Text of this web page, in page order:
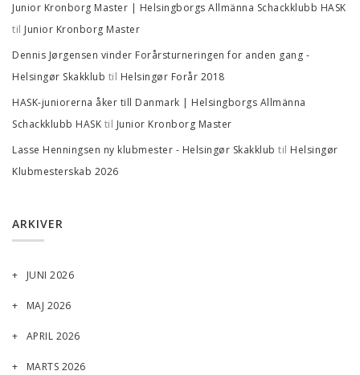
Junior Kronborg Master | Helsingborgs Allmänna Schackklubb HASK
til Junior Kronborg Master
Dennis Jørgensen vinder Forårsturneringen for anden gang -
Helsingør Skakklub til Helsingør Forår 2018
HASK-juniorerna åker till Danmark | Helsingborgs Allmänna
Schackklubb HASK til Junior Kronborg Master
Lasse Henningsen ny klubmester - Helsingør Skakklub til Helsingør
Klubmesterskab 2026
ARKIVER
JUNI 2026
MAJ 2026
APRIL 2026
MARTS 2026